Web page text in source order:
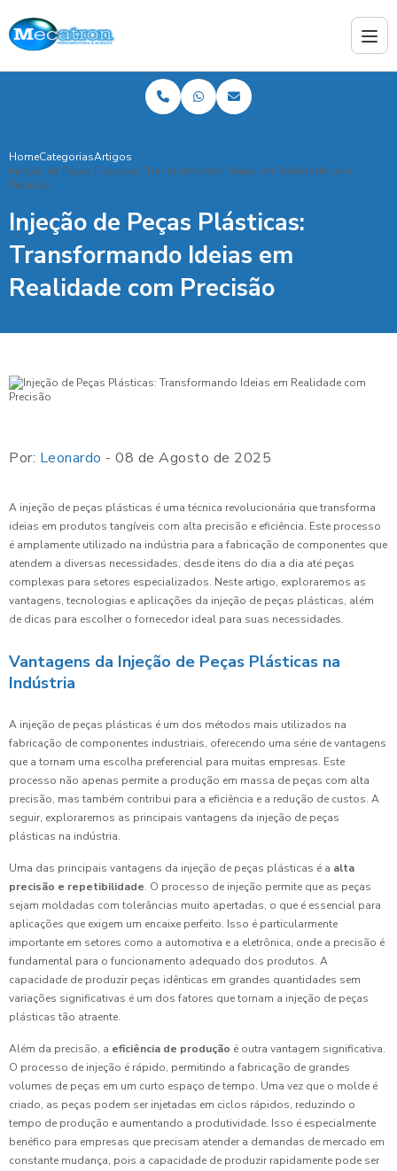
HomeCategoriasArtigos
Injeção de Peças Plásticas: Transformando Ideias em Realidade com
Precisão
Injeção de Peças Plásticas:
Transformando Ideias em
Realidade com Precisão
Por: Leonardo - 08 de Agosto de 2025
A injeção de peças plásticas é uma técnica revolucionária que transforma
ideias em produtos tangíveis com alta precisão e eficiência. Este processo
é amplamente utilizado na indústria para a fabricação de componentes que
atendem a diversas necessidades, desde itens do dia a dia até peças
complexas para setores especializados. Neste artigo, exploraremos as
vantagens, tecnologias e aplicações da injeção de peças plásticas, além
de dicas para escolher o fornecedor ideal para suas necessidades.
Vantagens da Injeção de Peças Plásticas na
Indústria
A injeção de peças plásticas é um dos métodos mais utilizados na
fabricação de componentes industriais, oferecendo uma série de vantagens
que a tornam uma escolha preferencial para muitas empresas. Este
processo não apenas permite a produção em massa de peças com alta
precisão, mas também contribui para a eficiência e a redução de custos. A
seguir, exploraremos as principais vantagens da injeção de peças
plásticas na indústria.
Uma das principais vantagens da injeção de peças plásticas é a alta
precisão e repetibilidade. O processo de injeção permite que as peças
sejam moldadas com tolerâncias muito apertadas, o que é essencial para
aplicações que exigem um encaixe perfeito. Isso é particularmente
importante em setores como a automotiva e a eletrônica, onde a precisão é
fundamental para o funcionamento adequado dos produtos. A
capacidade de produzir peças idênticas em grandes quantidades sem
variações significativas é um dos fatores que tornam a injeção de peças
plásticas tão atraente.
Além da precisão, a eficiência de produção é outra vantagem significativa.
O processo de injeção é rápido, permitindo a fabricação de grandes
volumes de peças em um curto espaço de tempo. Uma vez que o molde é
criado, as peças podem ser injetadas em ciclos rápidos, reduzindo o
tempo de produção e aumentando a produtividade. Isso é especialmente
benéfico para empresas que precisam atender a demandas de mercado em
constante mudança, pois a capacidade de produzir rapidamente pode ser